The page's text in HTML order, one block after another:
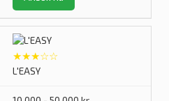
★★★☆☆
L'EASY